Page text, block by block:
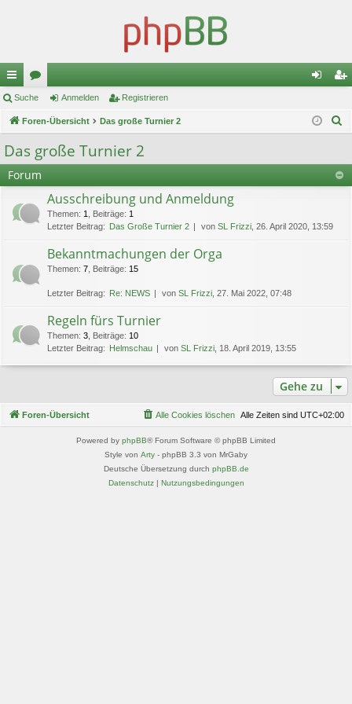
ch
ne
llz
ug
or
en m ist
re
Suche Anmelden Registrieren
Foren-Übersicht Das große Turnier 2
e
Das große Turnier 2
Forum
Ausschreibung und Anmeldung
Themen: 1 Beiträge: 1
Letzter Beitrag: Das Große Turnier 2 von SL Frizzi , 26. April 2020, 13:59
Bekanntmachungen der Orga
Themen: 7 Beiträge: 15
Letzter Beitrag: Re: NEWS von SL Frizzi , 27. Mai 2022, 07:48
Regeln fürs Turnier
Themen: 3 Beiträge: 10
Letzter Beitrag: Helmschau von SL Frizzi , 18. April 2019, 13:55
Gehe zu
Foren-Übersicht Alle Zeiten sind UTC+02:00
Alle Cookies löschen
Powered by phpBB® Forum Software © phpBB Limited
Style von Arty - phpBB 3.3 von MrGaby
Deutsche Übersetzung durch phpBB.de
Datenschutz| Nutzungsbedingungen